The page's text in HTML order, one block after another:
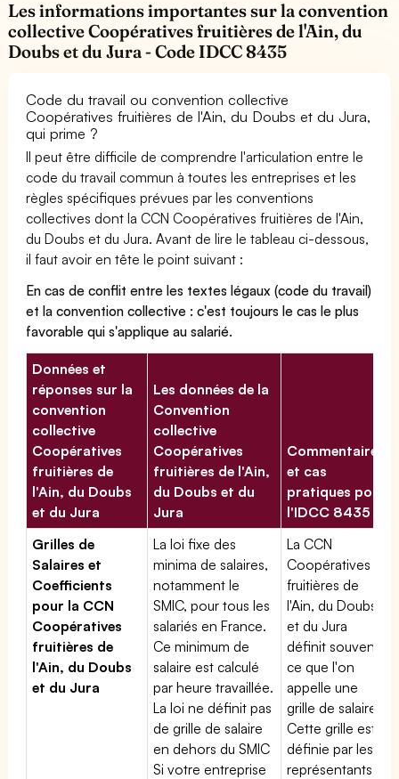
Les informations importantes sur la convention
collective Coopératives fruitières de l'Ain, du
Doubs et du Jura - Code IDCC 8435
Code du travail ou convention collective
Coopératives fruitières de l'Ain, du Doubs et du Jura,
qui prime ?
Il peut être difficile de comprendre l'articulation entre le
code du travail commun à toutes les entreprises et les
règles spécifiques prévues par les conventions
collectives dont la CCN Coopératives fruitières de l'Ain,
du Doubs et du Jura. Avant de lire le tableau ci-dessous,
il faut avoir en tête le point suivant :
En cas de conflit entre les textes légaux (code du travail)
et la convention collective : c'est toujours le cas le plus
favorable qui s'applique au salarié.
Données et
réponses sur la
convention
collective
Coopératives
fruitières de
l'Ain, du Doubs
et du Jura
Les données de la
Convention
collective
Coopératives
fruitières de l'Ain,
du Doubs et du
Jura
Commentaires
et cas
pratiques pour
l'IDCC 8435
Grilles de
Salaires et
Coefficients
pour la CCN
Coopératives
fruitières de
l'Ain, du Doubs
et du Jura
La loi fixe des
minima de salaires,
notamment le
SMIC, pour tous les
salariés en France.
Ce minimum de
salaire est calculé
par heure travaillée.
La loi ne définit pas
de grille de salaire
en dehors du SMIC
Si votre entreprise
La CCN
Coopératives
fruitières de
l'Ain, du Doubs
et du Jura
définit souvent
ce que l'on
appelle une
grille de salaires.
Cette grille est
définie par les
représentants